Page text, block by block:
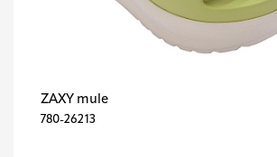
ZAXY mule
780-26213